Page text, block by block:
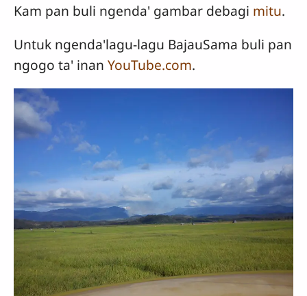
Kam pan buli ngenda' gambar debagi mitu.
Untuk ngenda'lagu-lagu BajauSama buli pan
ngogo ta' inan YouTube.com.